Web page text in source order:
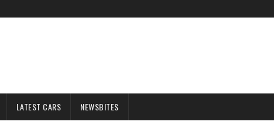
LATEST CARS NEWSBITES